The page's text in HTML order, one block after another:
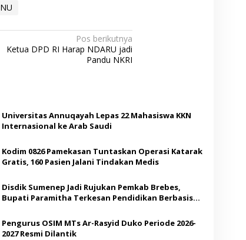
NU
Pos berikutnya
Ketua DPD RI Harap NDARU jadi
Pandu NKRI
Universitas Annuqayah Lepas 22 Mahasiswa KKN
Internasional ke Arab Saudi
Kodim 0826 Pamekasan Tuntaskan Operasi Katarak
Gratis, 160 Pasien Jalani Tindakan Medis
Disdik Sumenep Jadi Rujukan Pemkab Brebes,
Bupati Paramitha Terkesan Pendidikan Berbasis
Pengurus OSIM MTs Ar-Rasyid Duko Periode 2026-
2027 Resmi Dilantik